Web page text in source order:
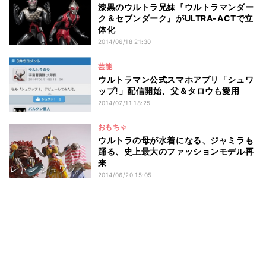
漆黒のウルトラ兄妹『ウルトラマンダー
ク＆セブンダーク』がULTRA-ACTで立
体化
2014/06/18 21:30
芸能
ウルトラマン公式スマホアプリ「シュワ
ップ!」配信開始、父＆タロウも愛用
2014/07/11 18:25
おもちゃ
ウルトラの母が水着になる、ジャミラも
踊る、史上最大のファッションモデル再
来
2014/06/20 15:05